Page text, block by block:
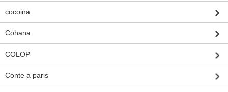
cocoina
Cohana
COLOP
Conte a paris